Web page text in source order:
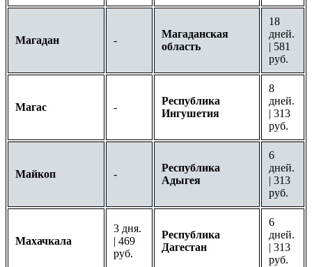
Магадан -
Магаданская
область
18
дней.
| 581
руб.
Магас -
Республика
Ингушетия
8
дней.
| 313
руб.
Майкоп -
Республика
Адыгея
6
дней.
| 313
руб.
Махачкала
3 дня.
| 469
руб.
Республика
Дагестан
6
дней.
| 313
руб.